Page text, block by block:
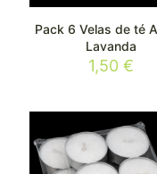
Pack 6 Velas de té
Lavanda
1,50€